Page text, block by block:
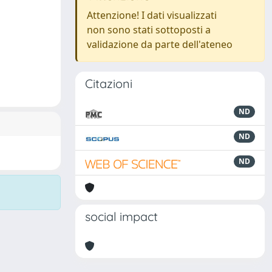
Attenzione! I dati visualizzati
non sono stati sottoposti a
validazione da parte dell'ateneo
Citazioni
ND
ND
ND
social impact